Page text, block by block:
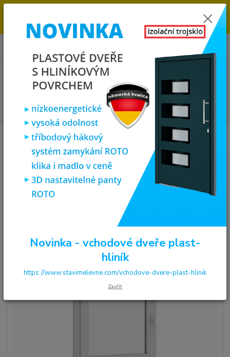
OBJEDNÁVKOU. MÁME 7 000 OKEN A DVEŘÍ SKLADEM U NÁS V
KLATOVECH.
0
0,00 Kč
Plastová okna
plastové okno 60x60 cm, jednokřídlé, bílé, PREMIUM
plastové okno 60x60 cm,
jednokřídlé, bílé, PREMIUM 7000
Novinka - vchodové dveře plast-
hliník
https://www.stavimelevne.com/vchodove-dvere-plast-hlinik
Zavřít